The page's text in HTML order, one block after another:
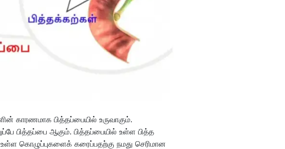
காரணமாக பித்தப்பையில் உருவாகும்.
பித்தப்பை ஆகும். பித்தப்பையில் உள்ள பித்த
கொழுப்புகளைக் கரைப்பதற்கு நமது செரிமான